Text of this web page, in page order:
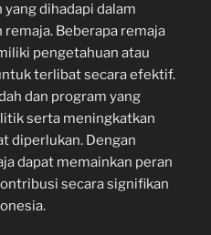
yang dihadapi dalam
Beberapa remaja
pengetahuan atau
terlibat secara efektif.
dan program yang
serta meningkatkan
diperlukan. Dengan
dapat memainkan peran
secara signifikan